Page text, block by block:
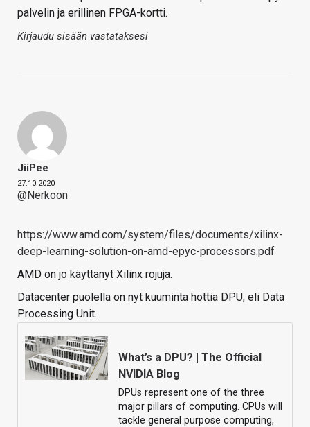
palvelin ja erillinen FPGA-kortti.
Kirjaudu sisään vastataksesi
JiiPee
27.10.2020
@Nerkoon
https://www.amd.com/system/files/documents/xilinx-
deep-learning-solution-on-amd-epyc-processors.pdf
AMD on jo käyttänyt Xilinx rojuja.
Datacenter puolella on nyt kuuminta hottia DPU, eli Data
Processing Unit.
What’s a DPU? | The Official
NVIDIA Blog
DPUs represent one of the three
major pillars of computing. CPUs will
tackle general purpose computing,